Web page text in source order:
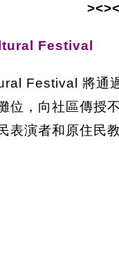
Festival
Festival 將通
位，向社區傳授
演者和原住民